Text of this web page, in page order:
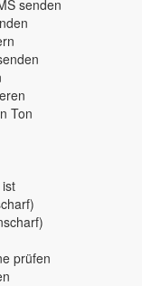
senden
Ton
prüfen